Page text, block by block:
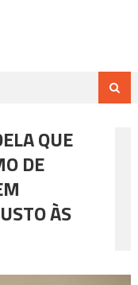
QUE
DE
ÀS